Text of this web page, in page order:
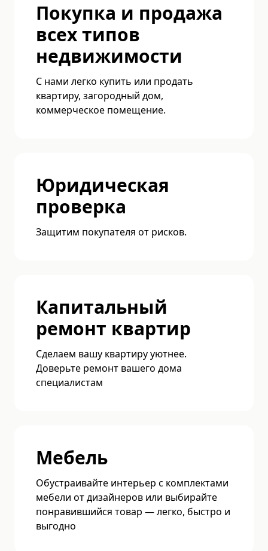
Покупка и продажа
всех типов
недвижимости
С нами легко купить или продать
квартиру, загородный дом,
коммерческое помещение.
Юридическая
проверка
Защитим покупателя от рисков.
Капитальный
ремонт квартир
Сделаем вашу квартиру уютнее.
Доверьте ремонт вашего дома
специалистам
Мебель
Обустраивайте интерьер с комплектами
мебели от дизайнеров или выбирайте
понравившийся товар — легко, быстро и
выгодно